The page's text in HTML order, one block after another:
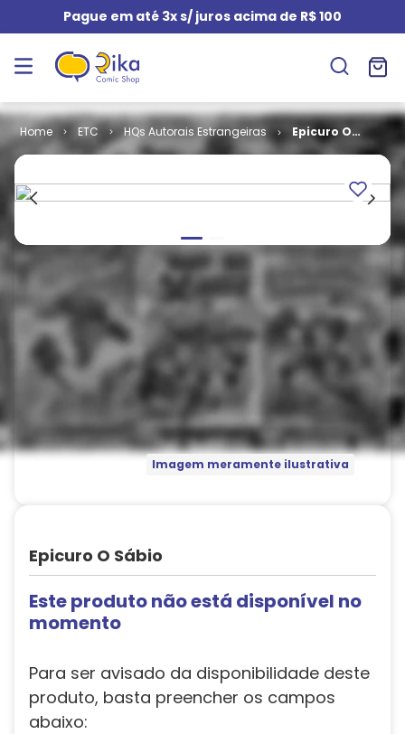
Pague em até 3x s/ juros acima de R$ 100
ETC HQs Autorais Estrangeiras
Epicuro O
Sábio
Imagem meramente ilustrativa
Epicuro O Sábio
Este produto não está disponível no
momento
Para ser avisado da disponibilidade deste
produto, basta preencher os campos
abaixo: